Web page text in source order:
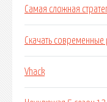
Самая сложная
Скачать современные
Vhack